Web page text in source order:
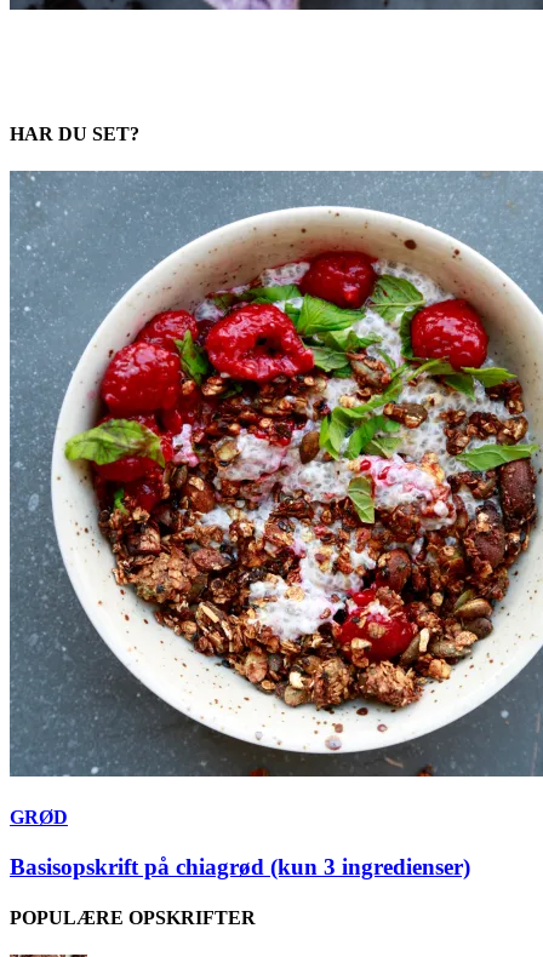
HAR DU SET?
GRØD
Basisopskrift på chiagrød (kun 3 ingredienser)
POPULÆRE OPSKRIFTER